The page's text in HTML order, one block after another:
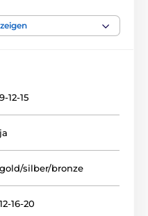
9-12-15
ja
gold/silber/bronze
12-16-20